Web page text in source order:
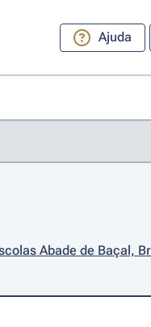
Ajuda
Abade de Baçal,